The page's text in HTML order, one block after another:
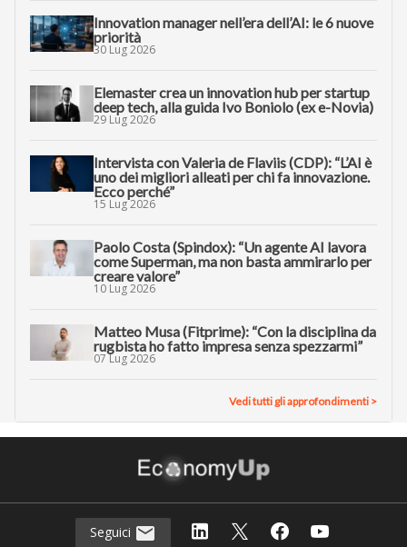
Innovation manager nell’era dell’AI: le 6 nuove
priorità
30 Lug 2026
Elemaster crea un innovation hub per startup
deep tech, alla guida Ivo Boniolo (ex e-Novia)
29 Lug 2026
Intervista con Valeria de Flaviis (CDP): “L’AI è
uno dei migliori alleati per chi fa innovazione.
Ecco perché”
15 Lug 2026
Paolo Costa (Spindox): “Un agente AI lavora
come Superman, ma non basta ammirarlo per
creare valore”
10 Lug 2026
Matteo Musa (Fitprime): “Con la disciplina da
rugbista ho fatto impresa senza spezzarmi”
07 Lug 2026
Vedi tutti gli approfondimenti >
Seguici